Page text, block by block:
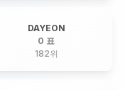
DAYEON
0 표
182위